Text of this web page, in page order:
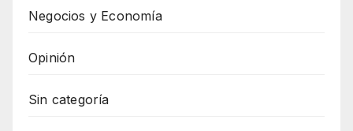
Negocios y Economía
Opinión
Sin categoría